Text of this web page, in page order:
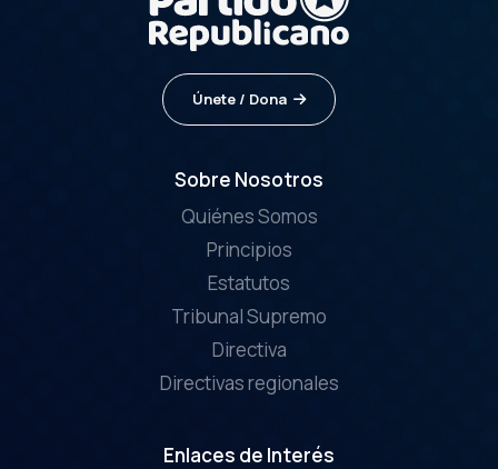
Únete / Dona
Sobre Nosotros
Quiénes Somos
Principios
Estatutos
Tribunal Supremo
Directiva
Directivas regionales
Enlaces de Interés